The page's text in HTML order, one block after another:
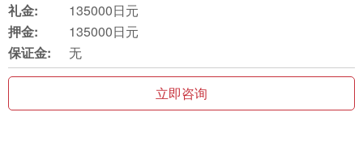
礼金:
135000日元
押金:
135000日元
保证金:
无
立即咨询